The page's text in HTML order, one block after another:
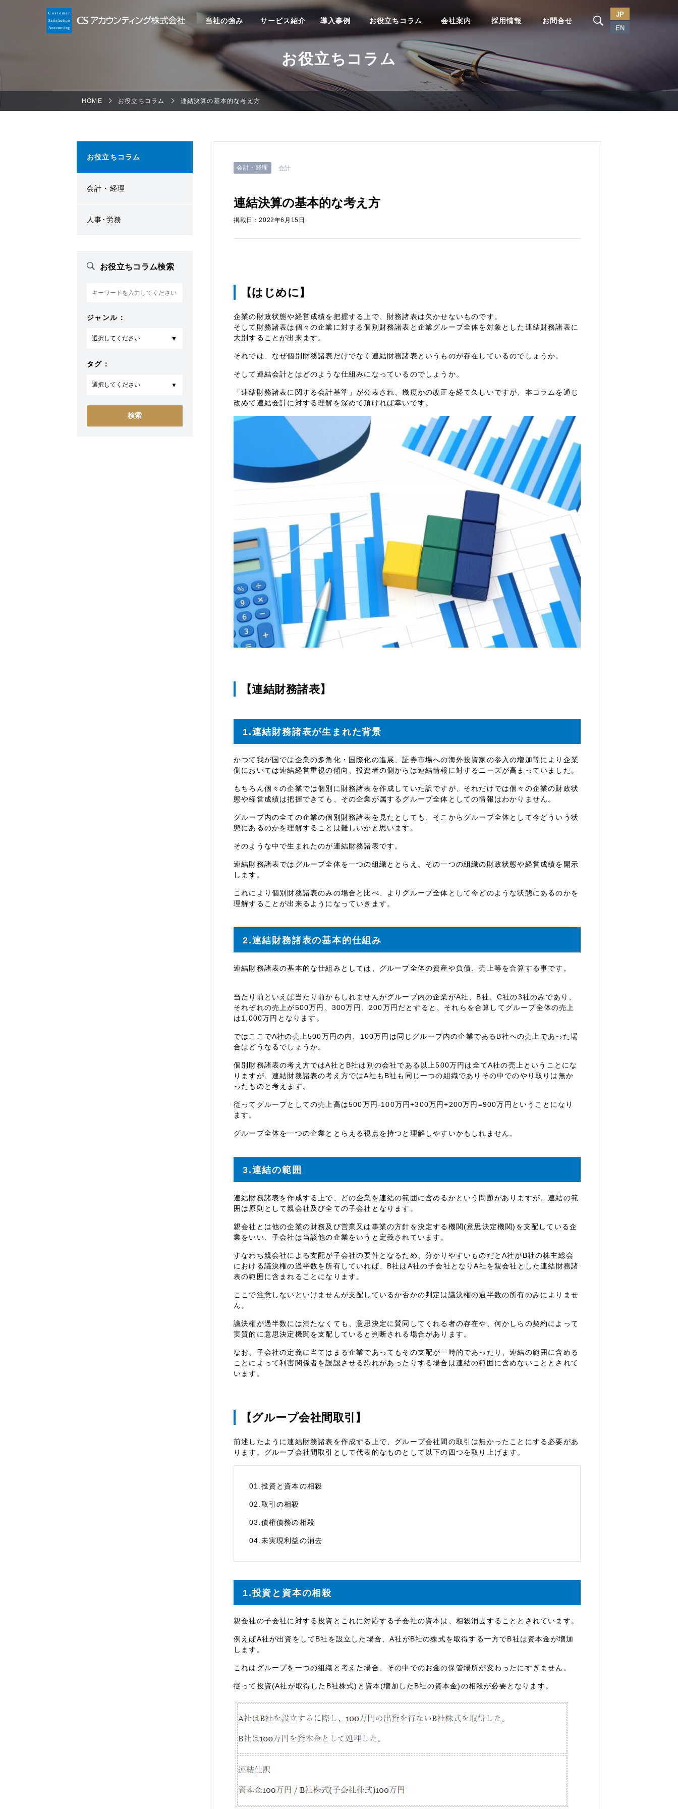
当社の強み サービス紹介 導入事例 お役立ちコラム 会社案内 採用情報 お問合せ
JP
EN
お役立ちコラム
HOME お役立ちコラム 連結決算の基本的な考え方
お役立ちコラム
会計・経理
人事･労務
お役立ちコラム検索
ジャンル：
タグ：
会計・経理 会計
連結決算の基本的な考え方
掲載日：2022年6月15日
【はじめに】
企業の財政状態や経営成績を把握する上で、財務諸表は欠かせないものです。
そして財務諸表は個々の企業に対する個別財務諸表と企業グループ全体を対象とした連結財務諸表に
大別することが出来ます。
それでは、なぜ個別財務諸表だけでなく連結財務諸表というものが存在しているのでしょうか。
そして連結会計とはどのような仕組みになっているのでしょうか。
「連結財務諸表に関する会計基準」が公表され、幾度かの改正を経て久しいですが、本コラムを通じ
改めて連結会計に対する理解を深めて頂ければ幸いです。
【連結財務諸表】
1.連結財務諸表が生まれた背景
かつて我が国では企業の多角化・国際化の進展、証券市場への海外投資家の参入の増加等により企業
側においては連結経営重視の傾向、投資者の側からは連結情報に対するニーズが高まっていました。
もちろん個々の企業では個別に財務諸表を作成していた訳ですが、それだけでは個々の企業の財政状
態や経営成績は把握できても、その企業が属するグループ全体としての情報はわかりません。
グループ内の全ての企業の個別財務諸表を見たとしても、そこからグループ全体として今どういう状
態にあるのかを理解することは難しいかと思います。
そのような中で生まれたのが連結財務諸表です。
連結財務諸表ではグループ全体を一つの組織ととらえ、その一つの組織の財政状態や経営成績を開示
します。
これにより個別財務諸表のみの場合と比べ、よりグループ全体として今どのような状態にあるのかを
理解することが出来るようになっていきます。
2.連結財務諸表の基本的仕組み
連結財務諸表の基本的な仕組みとしては、グループ全体の資産や負債、売上等を合算する事です。
当たり前といえば当たり前かもしれませんがグループ内の企業がA社、B社、C社の3社のみであり、
それぞれの売上が500万円、300万円、200万円だとすると、それらを合算してグループ全体の売上
は1,000万円となります。
ではここでA社の売上500万円の内、100万円は同じグループ内の企業であるB社への売上であった場
合はどうなるでしょうか。
個別財務諸表の考え方ではA社とB社は別の会社である以上500万円は全てA社の売上ということにな
りますが、連結財務諸表の考え方ではA社もB社も同じ一つの組織でありその中でのやり取りは無か
ったものと考えます。
従ってグループとしての売上高は500万円-100万円+300万円+200万円=900万円ということになり
ます。
グループ全体を一つの企業ととらえる視点を持つと理解しやすいかもしれません。
3.連結の範囲
連結財務諸表を作成する上で、どの企業を連結の範囲に含めるかという問題がありますが、連結の範
囲は原則として親会社及び全ての子会社となります。
親会社とは他の企業の財務及び営業又は事業の方針を決定する機関(意思決定機関)を支配している企
業をいい、子会社は当該他の企業をいうと定義されています。
すなわち親会社による支配が子会社の要件となるため、分かりやすいものだとA社がB社の株主総会
における議決権の過半数を所有していれば、B社はA社の子会社となりA社を親会社とした連結財務諸
表の範囲に含まれることになります。
ここで注意しないといけませんが支配しているか否かの判定は議決権の過半数の所有のみによりませ
ん。
議決権が過半数には満たなくても、意思決定に賛同してくれる者の存在や、何かしらの契約によって
実質的に意思決定機関を支配していると判断される場合があります。
なお、子会社の定義に当てはまる企業であってもその支配が一時的であったり、連結の範囲に含める
ことによって利害関係者を誤認させる恐れがあったりする場合は連結の範囲に含めないこととされて
います。
【グループ会社間取引】
前述したように連結財務諸表を作成する上で、グループ会社間の取引は無かったことにする必要があ
ります。グループ会社間取引として代表的なものとして以下の四つを取り上げます。
01.投資と資本の相殺
02.取引の相殺
03.債権債務の相殺
04.未実現利益の消去
1.投資と資本の相殺
親会社の子会社に対する投資とこれに対応する子会社の資本は、相殺消去することとされています。
例えばA社が出資をしてB社を設立した場合、A社がB社の株式を取得する一方でB社は資本金が増加
します。
これはグループを一つの組織と考えた場合、その中でのお金の保管場所が変わったにすぎません。
従って投資(A社が取得したB社株式)と資本(増加したB社の資本金)の相殺が必要となります。